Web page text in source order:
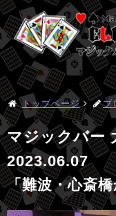
トップページ ブ
マジックバ
2023.06.07
「難波・心斎